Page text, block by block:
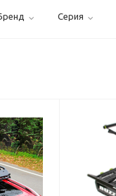
Серия